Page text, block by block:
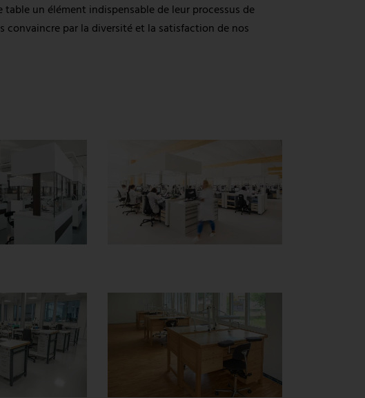
un élément indispensable de leur processus de
par la diversité et la satisfaction de nos